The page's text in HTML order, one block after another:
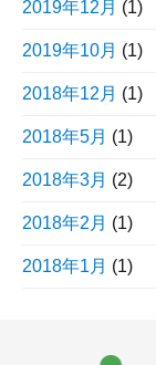
2019年12月 (1)
2019年10月 (1)
2018年12月 (1)
2018年5月 (1)
2018年3月 (2)
2018年2月 (1)
2018年1月 (1)